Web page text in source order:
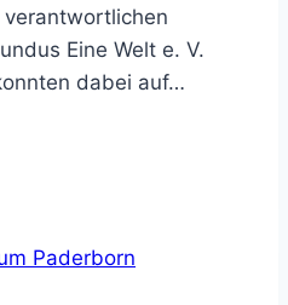
Eine Welt e. V.
dabei auf…
Paderborn